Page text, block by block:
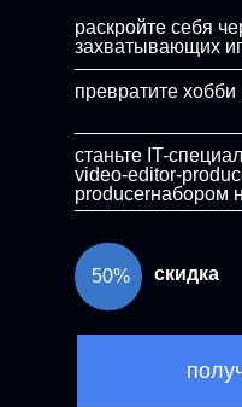
раскройте себя
захватывающих
превратите хобби
станьте IT-
video-editor-
producerнабором
50% скидка